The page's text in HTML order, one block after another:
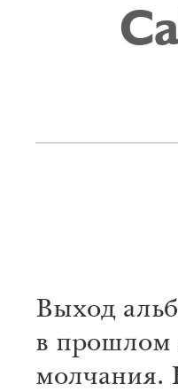
Выход
в прошлом
молчания.